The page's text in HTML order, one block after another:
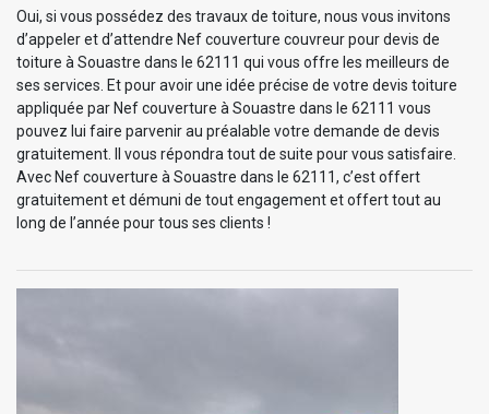
Oui, si vous possédez des travaux de toiture, nous vous invitons
d’appeler et d’attendre Nef couverture couvreur pour devis de
toiture à Souastre dans le 62111 qui vous offre les meilleurs de
ses services. Et pour avoir une idée précise de votre devis toiture
appliquée par Nef couverture à Souastre dans le 62111 vous
pouvez lui faire parvenir au préalable votre demande de devis
gratuitement. Il vous répondra tout de suite pour vous satisfaire.
Avec Nef couverture à Souastre dans le 62111, c’est offert
gratuitement et démuni de tout engagement et offert tout au
long de l’année pour tous ses clients !